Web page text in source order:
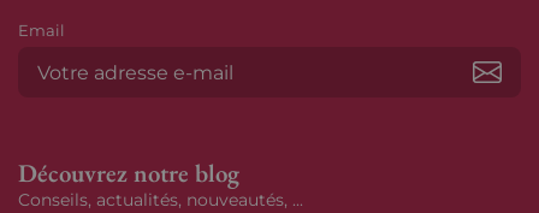
Email
Découvrez notre blog
Conseils, actualités, nouveautés, ...